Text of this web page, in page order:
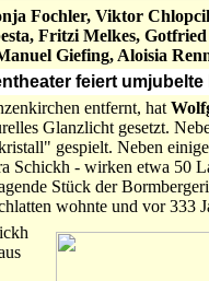
Fochler, Viktor
Fritzi Melkes,
Giefing, Aloisia
feiert umjubelte
entfernt, hat
Glanzlicht gesetzt.
gespielt. Neben
Schickh - wirken etwa 50
Stück der
wohnte und vor 333